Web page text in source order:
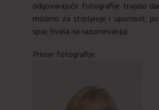
odgovarajuće fotografije trajalo
molimo za strpljenje i upornost,
spor, hvala na razumevanju).
Primer fotografije: